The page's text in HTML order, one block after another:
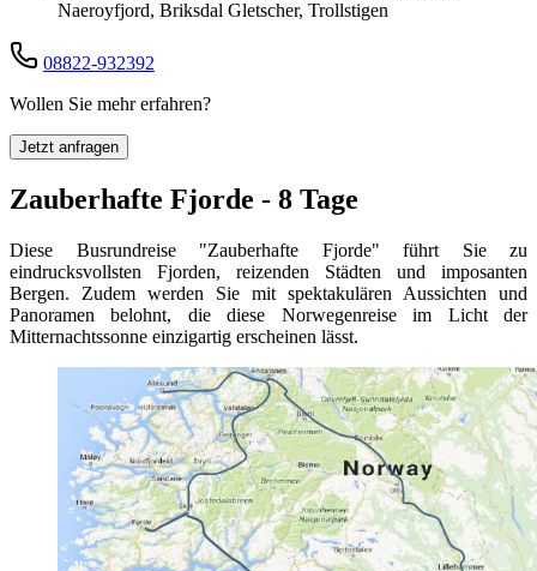
Naeroyfjord, Briksdal Gletscher, Trollstigen
08822-932392
Wollen Sie mehr erfahren?
Jetzt anfragen
Zauberhafte Fjorde - 8 Tage
Diese Busrundreise "Zauberhafte Fjorde" führt Sie zu
eindrucksvollsten Fjorden, reizenden Städten und imposanten
Bergen. Zudem werden Sie mit spektakulären Aussichten und
Panoramen belohnt, die diese Norwegenreise im Licht der
Mitternachtssonne einzigartig erscheinen lässt.